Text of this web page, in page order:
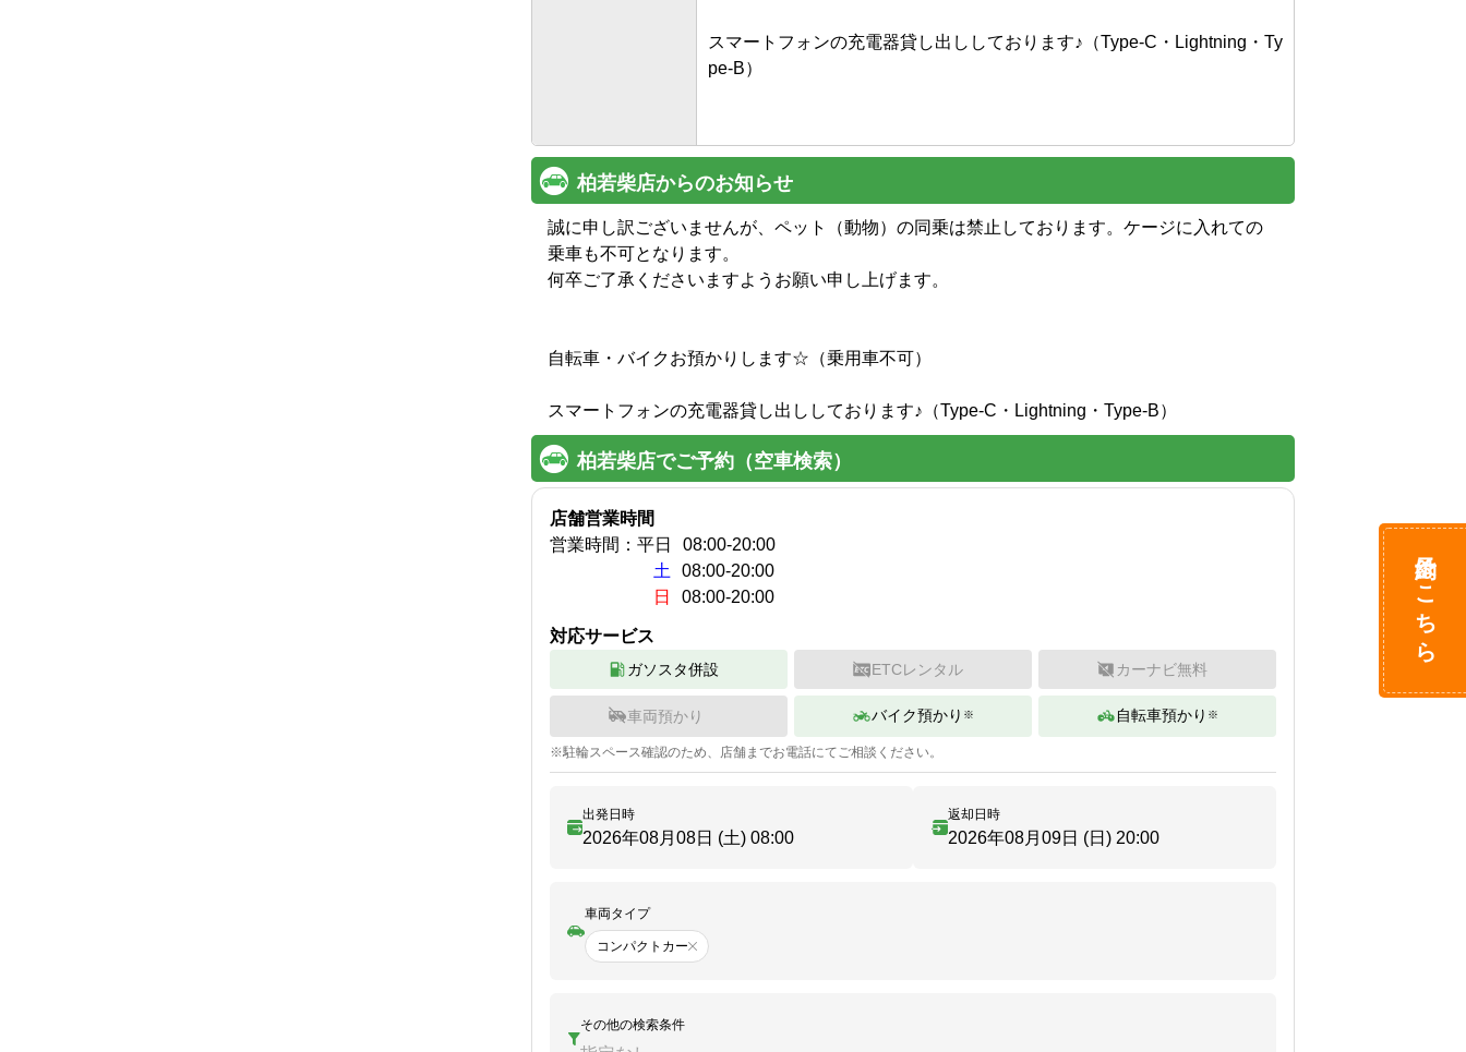
スマートフォンの充電器貸し出ししております♪（Type-C・Lightning・Ty
pe-B）
柏若柴店からのお知らせ
誠に申し訳ございませんが、ペット（動物）の同乗は禁止しております。ケージに入れての
乗車も不可となります。
何卒ご了承くださいますようお願い申し上げます。
自転車・バイクお預かりします☆（乗用車不可）
柏若柴店でご予約（空車検索）
店舗営業時間
営業時間： 平日 08:00-20:00
土
08:00-20:00
日
08:00-20:00
対応サービス
ガソスタ併設 ETCレンタル カーナビ無料
車両預かり バイク預かり ※ 自転車預かり ※
※駐輪スペース確認のため、店舗までお電話にてご相談ください。
出発日時
2026年08月08日 (土) 08:00
返却日時
2026年08月09日 (日) 20:00
車両タイプ
コンパクトカー
その他の検索条件
予約はこちら